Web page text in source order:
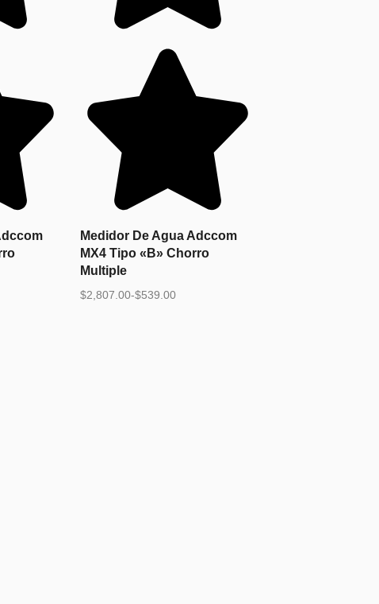
Medidor De Agua Adccom
MX4 Tipo «B» Chorro
Multiple
$539.00
-
$2,807.00